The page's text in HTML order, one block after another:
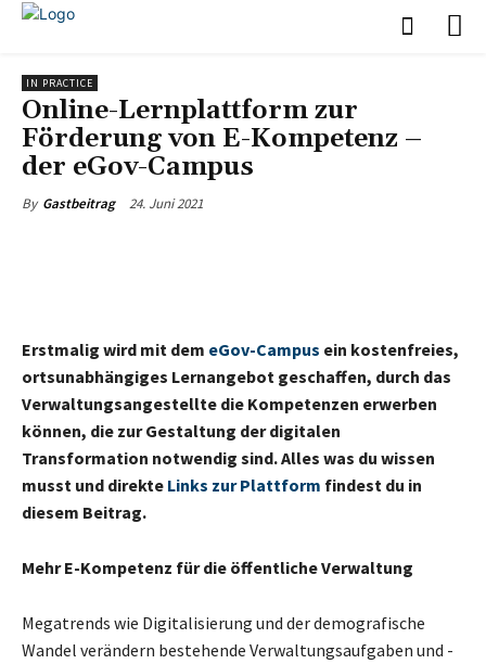
IN PRACTICE
Online-Lernplattform zur
Förderung von E-Kompetenz –
der eGov-Campus
By Gastbeitrag 24. Juni 2021
Erstmalig wird mit dem eGov-Campus ein kostenfreies,
ortsunabhängiges Lernangebot geschaffen, durch das
Verwaltungsangestellte die Kompetenzen erwerben
können, die zur Gestaltung der digitalen
Transformation notwendig sind. Alles was du wissen
musst und direkte Links zur Plattform findest du in
diesem Beitrag.
Mehr E-Kompetenz für die öffentliche Verwaltung
Megatrends wie Digitalisierung und der demografische
Wandel verändern bestehende Verwaltungsaufgaben und -